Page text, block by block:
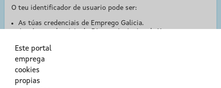
O teu identificador de usuario pode ser:
As túas credenciais de Emprego Galicia.
O teu DNI ou o teu NIE.
Este portal
emprega
cookies
propias